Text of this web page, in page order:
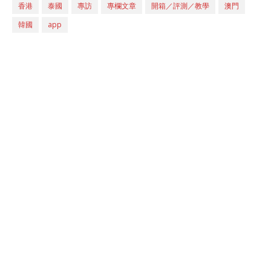
香港
泰國 專訪 專欄文章 開箱／評測／教學
澳門
韓國
app